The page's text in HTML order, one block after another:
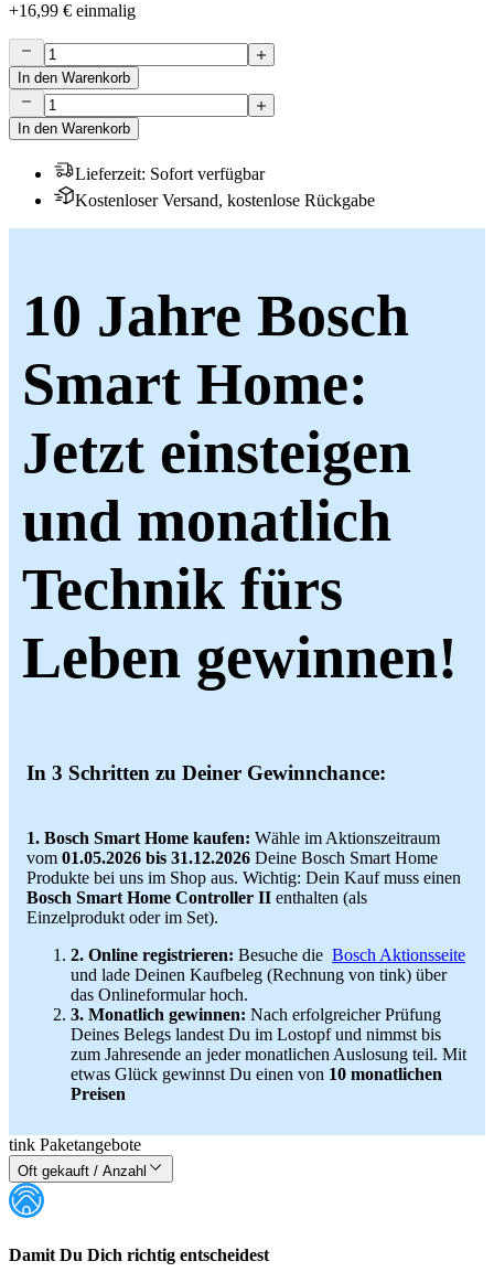
+16,99 € einmalig
In den Warenkorb
In den Warenkorb
Lieferzeit: Sofort verfügbar
Kostenloser Versand, kostenlose Rückgabe
10 Jahre Bosch
Smart Home:
Jetzt einsteigen
und monatlich
Technik fürs
Leben gewinnen!
In 3 Schritten zu Deiner Gewinnchance:
1. Bosch Smart Home kaufen: Wähle im Aktionszeitraum
vom 01.05.2026 bis 31.12.2026 Deine Bosch Smart Home
Produkte bei uns im Shop aus. Wichtig: Dein Kauf muss einen
Bosch Smart Home Controller II enthalten (als
Einzelprodukt oder im Set).
2. Online registrieren: Besuche die Bosch Aktionsseite
und lade Deinen Kaufbeleg (Rechnung von tink) über
das Onlineformular hoch.
3. Monatlich gewinnen: Nach erfolgreicher Prüfung
Deines Belegs landest Du im Lostopf und nimmst bis
zum Jahresende an jeder monatlichen Auslosung teil. Mit
etwas Glück gewinnst Du einen von 10 monatlichen
Preisen
tink Paketangebote
Oft gekauft / Anzahl
Damit Du Dich richtig entscheidest